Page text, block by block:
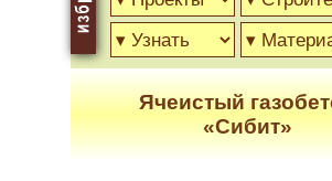
Ячеистый
«Сибит»